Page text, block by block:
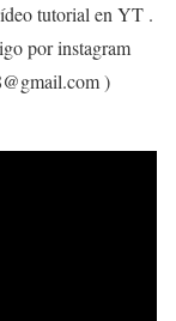
tutorial en YT .
por instagram
)